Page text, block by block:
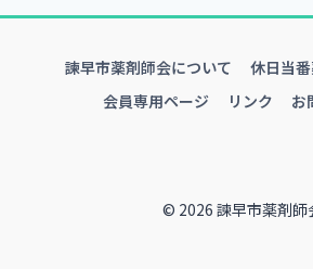
諫早市薬剤師会について 休日当
会員専用ページ
リンク お
© 2026 諫早市薬剤師